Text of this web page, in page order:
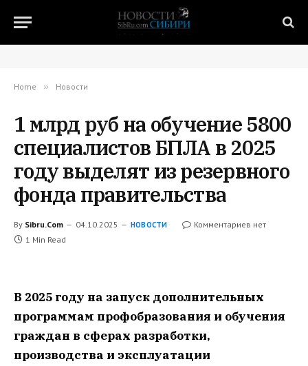
Home » Новости
1 млрд руб на обучение 5800
специалистов БПЛА в 2025
году выделят из резервного
фонда правительства
By Sibru.Com 04.10.2025 НОВОСТИ
Комментариев нет
1 Min Read
В 2025 году на запуск дополнительных
программам профобразования и обучения
граждан в сферах разработки,
производства и эксплуатации